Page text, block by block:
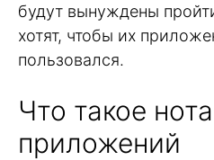
будут вынуждены
хотят, чтобы их
пользовался.
Что такое
приложений